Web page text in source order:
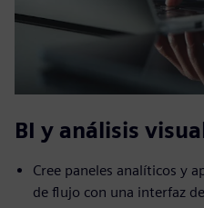
BI y análisis
Cree paneles analíticos y
de flujo con una interfaz